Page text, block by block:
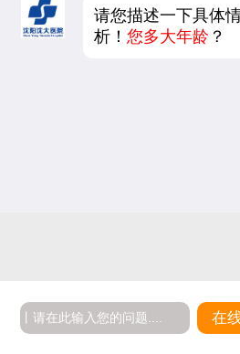
请您描述一下具体
析！您多大年龄 ？
在